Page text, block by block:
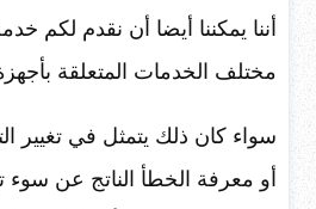
أننا يمكننا أيضا أن نقدم لكم
مختلف الخدمات المتعلقة بأجهزة
سواء كان ذلك يتمثل في تغيير
أو معرفة الخطأ الناتج عن سوء